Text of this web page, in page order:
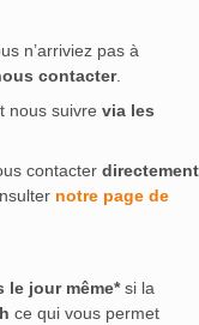
n’arriviez pas à
contacter.
nous suivre via les
contacter directement
notre page de
le jour même*si la
ce qui vous permet